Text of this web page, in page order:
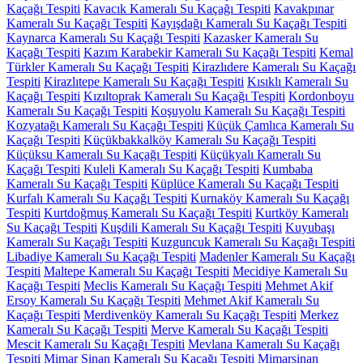
Kaçağı Tespiti Kavacık Kameralı Su Kaçağı Tespiti Kavakpınar
Kameralı Su Kaçağı Tespiti Kayışdağı Kameralı Su Kaçağı Tespiti
Kaynarca Kameralı Su Kaçağı Tespiti Kazasker Kameralı Su
Kaçağı Tespiti Kazım Karabekir Kameralı Su Kaçağı Tespiti Kemal
Türkler Kameralı Su Kaçağı Tespiti Kirazlıdere Kameralı Su Kaçağı
Tespiti Kirazlıtepe Kameralı Su Kaçağı Tespiti Kısıklı Kameralı Su
Kaçağı Tespiti Kızıltoprak Kameralı Su Kaçağı Tespiti Kordonboyu
Kameralı Su Kaçağı Tespiti Koşuyolu Kameralı Su Kaçağı Tespiti
Kozyatağı Kameralı Su Kaçağı Tespiti Küçük Çamlıca Kameralı Su
Kaçağı Tespiti Küçükbakkalköy Kameralı Su Kaçağı Tespiti
Küçüksu Kameralı Su Kaçağı Tespiti Küçükyalı Kameralı Su
Kaçağı Tespiti Kuleli Kameralı Su Kaçağı Tespiti Kumbaba
Kameralı Su Kaçağı Tespiti Küplüce Kameralı Su Kaçağı Tespiti
Kurfalı Kameralı Su Kaçağı Tespiti Kurnaköy Kameralı Su Kaçağı
Tespiti Kurtdoğmuş Kameralı Su Kaçağı Tespiti Kurtköy Kameralı
Su Kaçağı Tespiti Kuşdili Kameralı Su Kaçağı Tespiti Kuyubaşı
Kameralı Su Kaçağı Tespiti Kuzguncuk Kameralı Su Kaçağı Tespiti
Libadiye Kameralı Su Kaçağı Tespiti Madenler Kameralı Su Kaçağı
Tespiti Maltepe Kameralı Su Kaçağı Tespiti Mecidiye Kameralı Su
Kaçağı Tespiti Meclis Kameralı Su Kaçağı Tespiti Mehmet Akif
Ersoy Kameralı Su Kaçağı Tespiti Mehmet Akif Kameralı Su
Kaçağı Tespiti Merdivenköy Kameralı Su Kaçağı Tespiti Merkez
Kameralı Su Kaçağı Tespiti Merve Kameralı Su Kaçağı Tespiti
Mescit Kameralı Su Kaçağı Tespiti Mevlana Kameralı Su Kaçağı
Tespiti Mimar Sinan Kameralı Su Kaçağı Tespiti Mimarsinan